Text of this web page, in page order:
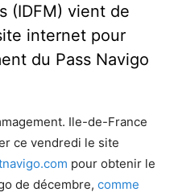
(IDFM) vient de
internet pour
du Pass Navigo
Ile-de-France
ce vendredi le site
pour obtenir le
de décembre, comme